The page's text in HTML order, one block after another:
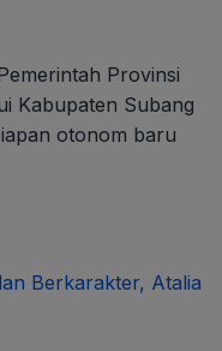
Provinsi
Kabupaten Subang
otonom baru